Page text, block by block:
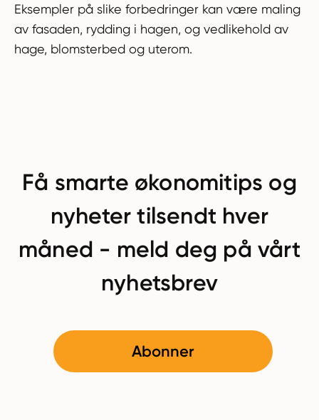
Eksempler på slike forbedringer kan være maling
av fasaden, rydding i hagen, og vedlikehold av
hage, blomsterbed og uterom.
Få smarte økonomitips og
nyheter tilsendt hver
måned - meld deg på vårt
nyhetsbrev
Abonner